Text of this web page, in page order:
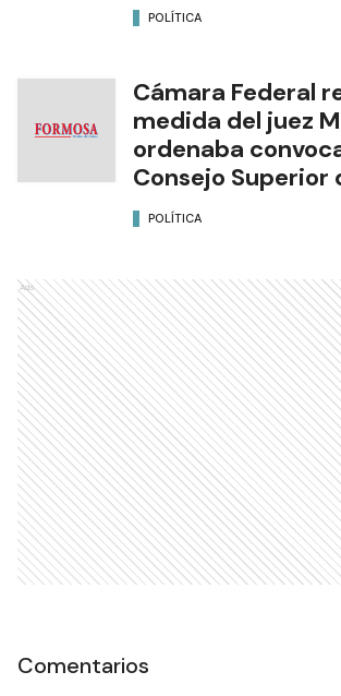
POLÍTICA
Cámara Federal
medida del juez
ordenaba
Consejo Superior
POLÍTICA
Ads
Comentarios